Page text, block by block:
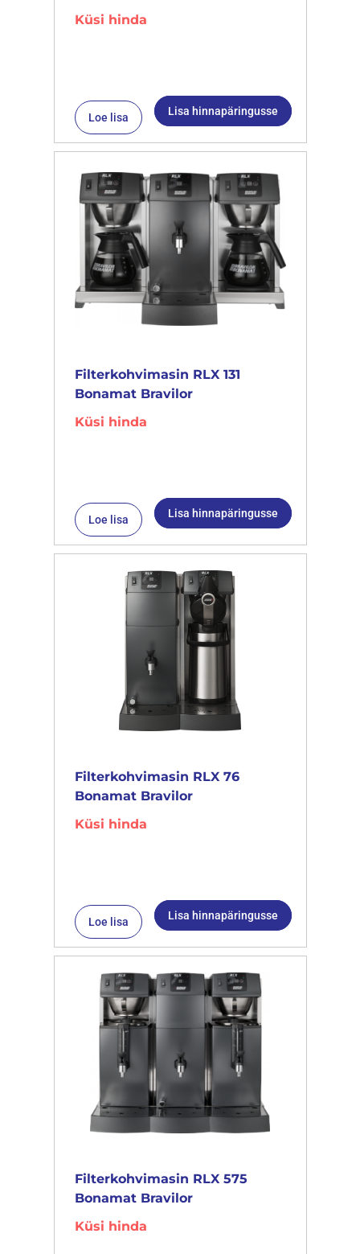
Küsi hinda
Loe lisa Lisa hinnapäringusse
Filterkohvimasin RLX 131
Bonamat Bravilor
Küsi hinda
Loe lisa Lisa hinnapäringusse
Filterkohvimasin RLX 76
Bonamat Bravilor
Küsi hinda
Loe lisa Lisa hinnapäringusse
Filterkohvimasin RLX 575
Bonamat Bravilor
Küsi hinda